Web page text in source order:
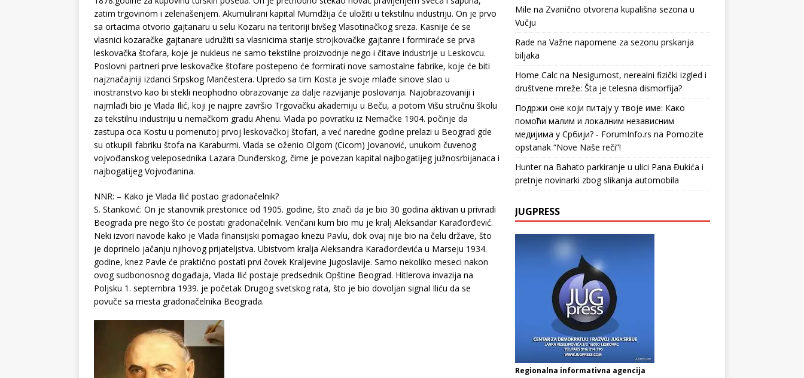
zatim trgovinom i zelenašenjem. Akumulirani kapital Mumdžija će uložiti u tekstilnu industriju. On je prvo
sa ortacima otvorio gajtanaru u selu Kozaru na teritoriji bivšeg Vlasotinačkog sreza. Kasnije će se
vlasnici kozaračke gajtanare udružiti sa vlasnicima starije strojkovačke gajtanre i formiraće se prva
leskovačka štofara, koje je nukleus ne samo tekstilne proizvodnje nego i čitave industrije u Leskovcu.
Poslovni partneri prve leskovačke štofare postepeno će formirati nove samostalne fabrike, koje će biti
najznačajniji izdanci Srpskog Mančestera. Upredo sa tim Kosta je svoje mlađe sinove slao u
inostranstvo kao bi stekli neophodno obrazovanje za dalje razvijanje poslovanja. Najobrazovaniji i
najmlađi bio je Vlada Ilić, koji je najpre završio Trgovačku akademiju u Beču, a potom Višu stručnu školu
za tekstilnu industriju u nemačkom gradu Ahenu. Vlada po povratku iz Nemačke 1904. počinje da
zastupa oca Kostu u pomenutoj prvoj leskovačkoj štofari, a već naredne godine prelazi u Beograd gde
su otkupili fabriku štofa na Karaburmi. Vlada se oženio Olgom (Cicom) Jovanović, unukom čuvenog
vojvođanskog veleposednika Lazara Dunđerskog, čime je povezan kapital najbogatijeg južnosrbijanaca i
najbogatijeg Vojvođanina.
NNR: – Kako je Vlada Ilić postao gradonačelnik?
S. Stanković: On je stanovnik prestonice od 1905. godine, što znači da je bio 30 godina aktivan u privradi
Beograda pre nego što će postati gradonačelnik. Venčani kum bio mu je kralj Aleksandar Karađorđević.
Neki izvori navode kako je Vlada finansijski pomagao knezu Pavlu, dok ovaj nije bio na čelu države, što
je doprinelo jačanju njihovog prijateljstva. Ubistvom kralja Aleksandra Karađorđevića u Marseju 1934.
godine, knez Pavle će praktično postati prvi čovek Kraljevine Jugoslavije. Samo nekoliko meseci nakon
ovog sudbonosnog događaja, Vlada Ilić postaje predsednik Opštine Beograd. Hitlerova invazija na
Poljsku 1. septembra 1939. je početak Drugog svetskog rata, što je bio dovoljan signal Iliću da se
povuče sa mesta gradonačelnika Beograda.
Mile na Zvanično otvorena kupališna sezona u
Vučju
Rade na Važne napomene za sezonu prskanja
biljaka
Home Calcna Nesigurnost, nerealni fizički izgled i
društvene mreže: Šta je telesna dismorfija?
Подржи оне који питају у твоје име: Како
помоћи малим и локалним независним
медијима у Србији? - ForumInfo.rs na Pomozite
opstanak “Nove Naše reči”!
Hunterna Bahato parkiranje u ulici Pana Đukića i
pretnje novinarki zbog slikanja automobila
JUGPRESS
Regionalna informativna agencija